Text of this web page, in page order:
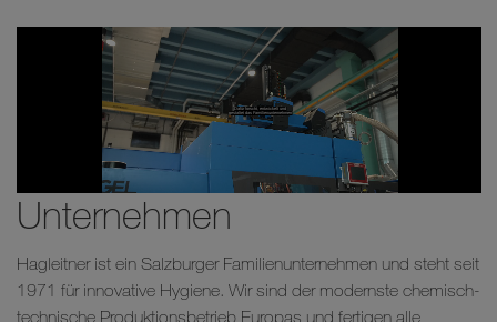
Unternehmen
Hagleitner ist ein Salzburger Familienunternehmen und steht seit
1971 für innovative Hygiene. Wir sind der modernste chemisch-
technische Produktionsbetrieb Europas und fertigen alle